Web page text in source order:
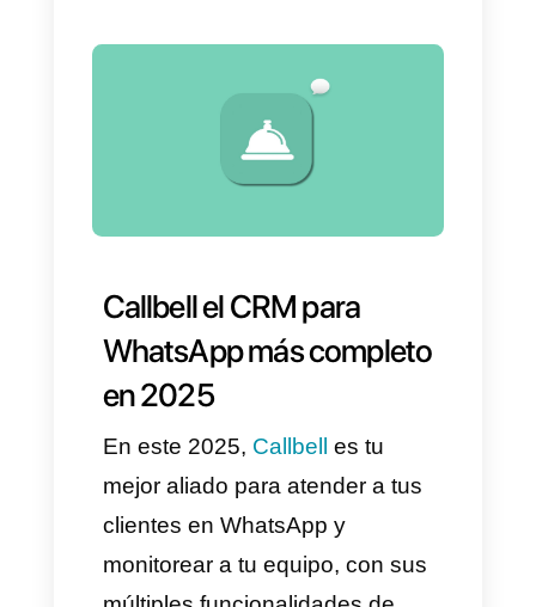
tardar hasta 45 segundos.
13. Una vez finalizado,
selecciona tu zona horaria y
haz clic en "Continuar" para
Deberías ver la imagen
siguiente: